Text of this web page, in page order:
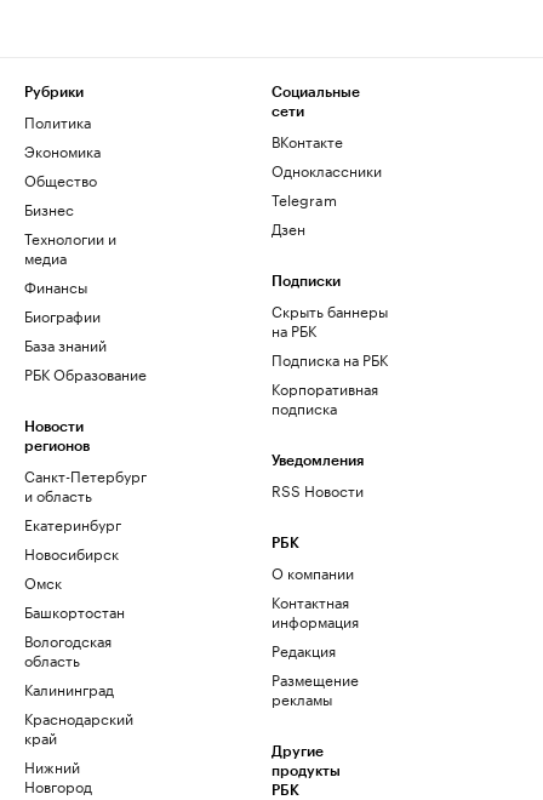
Рубрики
Политика
Экономика
Общество
Бизнес
Технологии и
медиа
Финансы
Биографии
База знаний
РБК Образование
Новости
регионов
Санкт-Петербург
и область
Екатеринбург
Новосибирск
Омск
Башкортостан
Вологодская
область
Калининград
Краснодарский
край
Нижний
Новгород
Социальные
сети
ВКонтакте
Одноклассники
Telegram
Дзен
Подписки
Скрыть баннеры
на РБК
Подписка на РБК
Корпоративная
подписка
Уведомления
RSS Новости
РБК
О компании
Контактная
информация
Редакция
Размещение
рекламы
Другие
продукты
РБК